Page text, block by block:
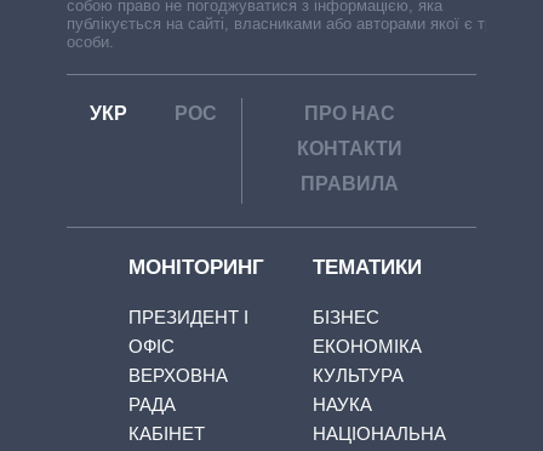
собою право не погоджуватися з інформацією, яка
публікується на сайті, власниками або авторами якої є треті
особи.
УКР РОС
ПРО НАС
КОНТАКТИ
ПРАВИЛА
МОНІТОРИНГ
ПРЕЗИДЕНТ І
ОФІС
ВЕРХОВНА
РАДА
КАБІНЕТ
ТЕМАТИКИ
БІЗНЕС
ЕКОНОМІКА
КУЛЬТУРА
НАУКА
НАЦІОНАЛЬНА